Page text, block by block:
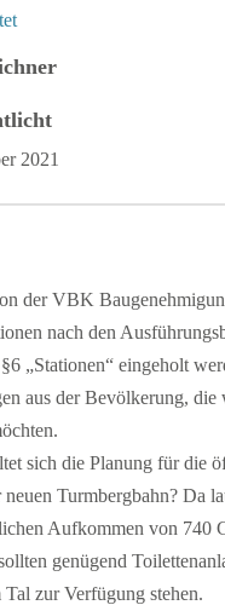
2021
der VBK
nach den
„Stationen“ eingeholt
aus der Bevölkerung, die
sich die Planung für die
neuen Turmbergbahn? Da
Aufkommen von 740
genügend
zur Verfügung stehen.